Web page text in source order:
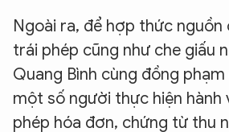
Ngoài ra, để hợp thức nguồn
trái phép cũng như che giấu
Quang Bình cùng đồng
một số người thực hiện hành
phép hóa đơn, chứng từ thu